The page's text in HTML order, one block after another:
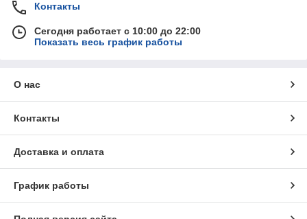
Контакты
Сегодня работает с 10:00 до 22:00
Показать весь график работы
О нас
Контакты
Доставка и оплата
График работы